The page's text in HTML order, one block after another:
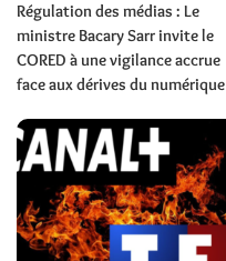
Régulation des médias : Le
ministre Bacary Sarr invite le
CORED à une vigilance accrue
face aux dérives du numérique